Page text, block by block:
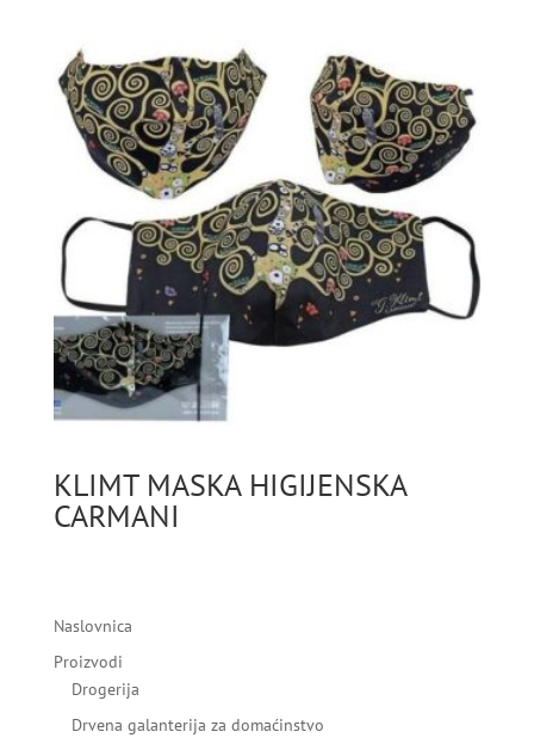
KLIMT MASKA HIGIJENSKA
CARMANI
Naslovnica
Proizvodi
Drogerija
Drvena galanterija za domaćinstvo